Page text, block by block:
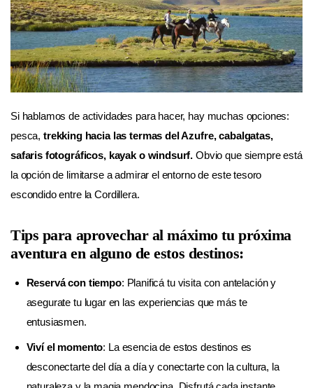
Si hablamos de actividades para hacer, hay muchas opciones:
pesca, trekking hacia las termas del Azufre, cabalgatas,
safaris fotográficos, kayak o windsurf. Obvio que siempre está
la opción de limitarse a admirar el entorno de este tesoro
escondido entre la Cordillera.
Tips para aprovechar al máximo tu próxima
aventura en alguno de estos destinos:
Reservá con tiempo: Planificá tu visita con antelación y
asegurate tu lugar en las experiencias que más te
entusiasmen.
Viví el momento: La esencia de estos destinos es
desconectarte del día a día y conectarte con la cultura, la